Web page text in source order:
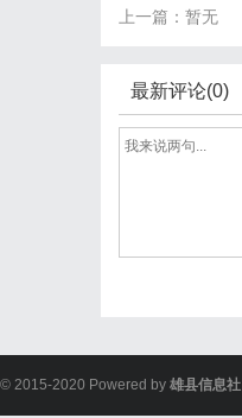
上一篇：暂无
最新评论(0)
© 2015-2020 Powered by 雄县信息社